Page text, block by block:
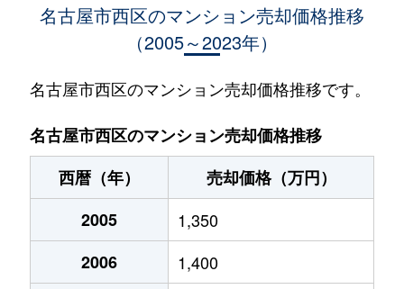
2,800万円 浅間町
菊井
4,000万円 名古屋
菊井
2,000万円 名古屋
菊井
2,000万円 名古屋
1,600万円 名古屋
貴生町
3,400万円 上小田井
名古屋市西区のマンション売却価格推移
（2005～2023年）
名古屋市西区のマンション売却価格推移です。
名古屋市西区のマンション売却価格推移
西暦（年）
売却価格（万円）
2005
1,350
2006
1,400